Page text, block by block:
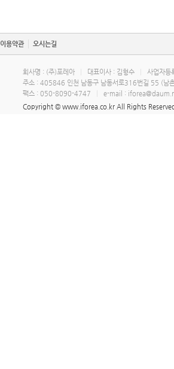
이용약관 오시는길
회사명 : (주)포레아 대표이사 : 김형수
사업자
주소 : 405846 인천 남동구 남동서로316번길 55 (남
팩스 : 050-8090-4747
e-mail :
Copyright © www.iforea.co.kr All Rights